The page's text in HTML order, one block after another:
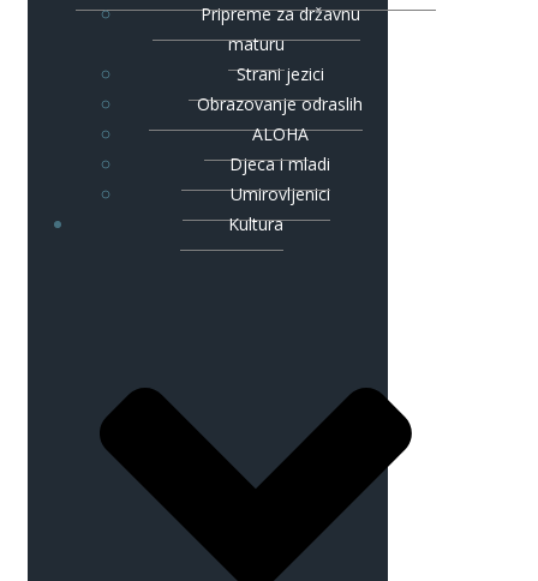
Pripreme za državnu
maturu
Strani jezici
Obrazovanje odraslih
ALOHA
Djeca i mladi
Umirovljenici
Kultura